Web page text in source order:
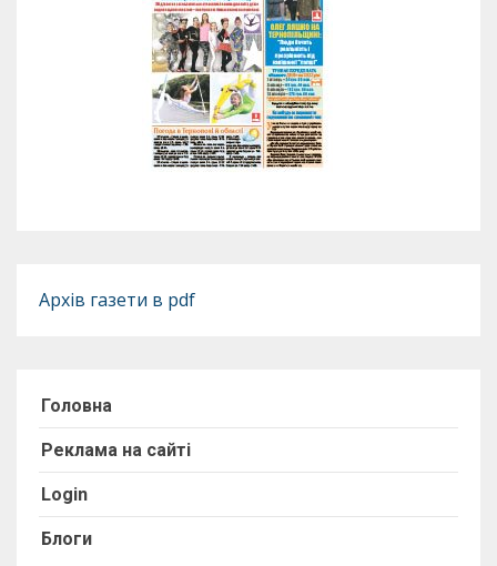
Архів газети в pdf
Головна
Реклама на сайті
Login
Блоги